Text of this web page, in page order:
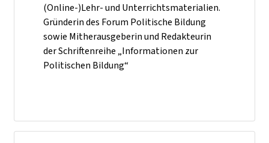
(Online-)Lehr- und Unterrichtsmaterialien.
Gründerin des Forum Politische Bildung
sowie Mitherausgeberin und Redakteurin
der Schriftenreihe „Informationen zur
Politischen Bildung“